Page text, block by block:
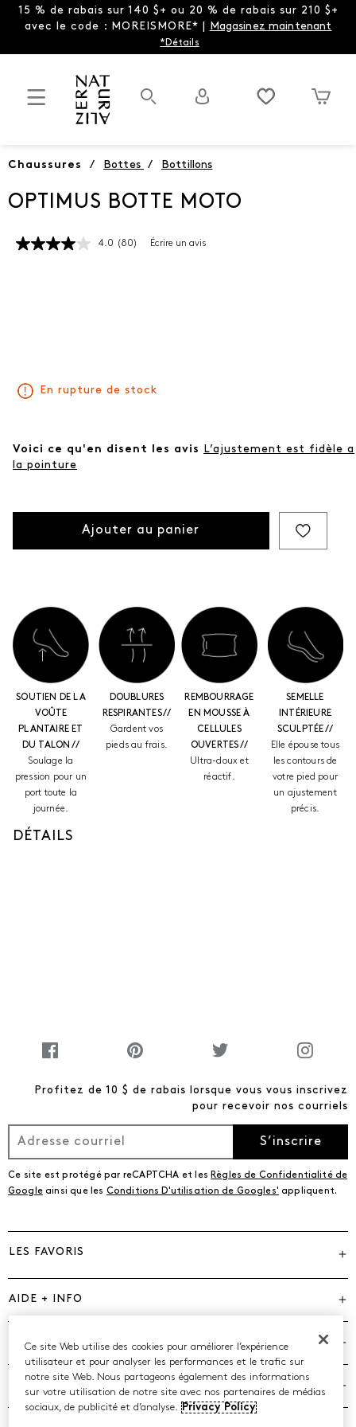
15 % de rabais sur 140 $+ ou 20 % de rabais sur 210 $+
avec le code : MOREISMORE* | Magasinez maintenant
*Détails
Chaussures / Bottes / Bottillons
OPTIMUS BOTTE MOTO
4.0 Lire
(80) Écrire un avis
En rupture de stock
Voici ce qu'en disent les avis
L’ajustement est fidèle a
la pointure
Ajouter au panier
SOUTIEN DE LA
VOÛTE
PLANTAIRE ET
DU TALON //
Soulage la
pression pour un
port toute la
journée.
DOUBLURES
RESPIRANTES //
Gardent vos
pieds au frais.
REMBOURRAGE
EN MOUSSE À
CELLULES
OUVERTES //
Ultra-doux et
réactif.
SEMELLE
INTÉRIEURE
SCULPTÉE //
Elle épouse tous
les contours de
votre pied pour
un ajustement
précis.
DÉTAILS
Profitez de 10 $ de rabais lorsque vous vous inscrivez
pour recevoir nos courriels
S’inscrire
Ce site est protégé par reCAPTCHA et les Règles de Confidentialité de
Googleainsi que les Conditions D'utilisation de Googles' appliquent.
LES FAVORIS
AIDE + INFO
MARQUES
Ce site Web utilise des cookies pour améliorer l’expérience
utilisateur et pour analyser les performances et le trafic sur
notre site Web. Nous partageons également des informations
sur votre utilisation de notre site avec nos partenaires de médias
sociaux, de publicité et d’analyse. Privacy Policy